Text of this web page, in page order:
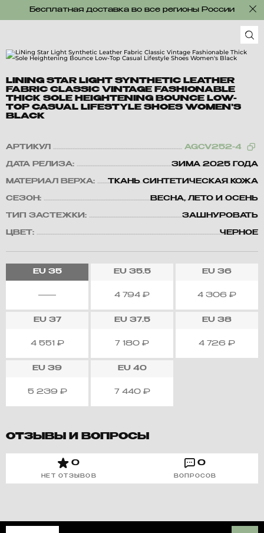
Бесплатная доставка во все регионы России
LINING STAR LIGHT SYNTHETIC LEATHER
FABRIC CLASSIC VINTAGE FASHIONABLE
THICK SOLE HEIGHTENING BOUNCE LOW-
TOP CASUAL LIFESTYLE SHOES WOMEN'S
BLACK
АРТИКУЛ AGCV252-4
ДАТА РЕЛИЗА: ЗИМА 2025 ГОДА
МАТЕРИАЛ ВЕРХА: ТКАНЬ СИНТЕТИЧЕСКАЯ КОЖА
СЕЗОН: ВЕСНА, ЛЕТО И ОСЕНЬ
ТИП ЗАСТЕЖКИ: ЗАШНУРОВАТЬ
ЦВЕТ: ЧЕРНОЕ
EU35 EU35.5
4 794 ₽
EU 36
4 306 ₽
EU37
4 551 ₽
EU37.5
7 180 ₽
EU 38
4 726 ₽
EU 39
5 239 ₽
EU40
7 440 ₽
ОТЗЫВЫ И ВОПРОСЫ
0
НЕТ ОТЗЫВОВ
0
ВОПРОСОВ